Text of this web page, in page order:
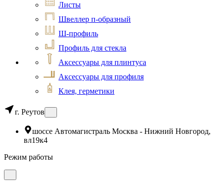
Листы
Швеллер п-образный
Ш-профиль
Профиль для стекла
Аксессуары для плинтуса
Аксессуары для профиля
Клея, герметики
г. Реутов
шоссе Автомагистраль Москва - Нижний Новгород,
вл19к4
Режим работы